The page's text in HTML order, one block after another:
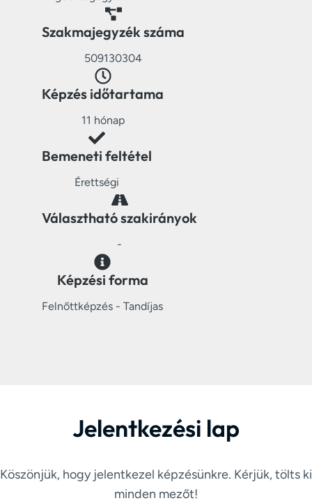
Szakmajegyzék száma
509130304
Képzés időtartama
11 hónap
Bemeneti feltétel
Érettségi
Választható szakirányok
-
Képzési forma
Felnőttképzés - Tandíjas
Jelentkezési lap
Köszönjük, hogy jelentkezel képzésünkre. Kérjük, tölts ki
minden mezőt!